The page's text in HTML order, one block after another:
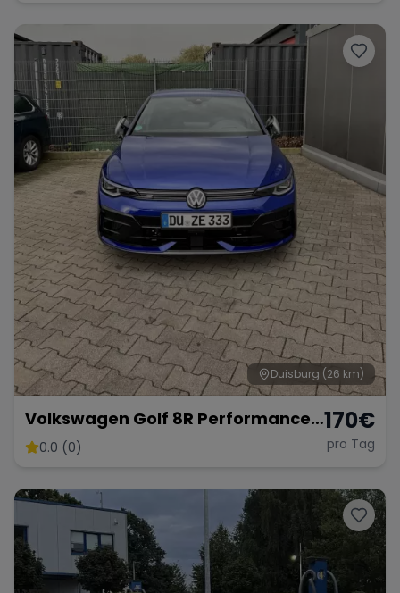
Duisburg (26 km)
Volkswagen Golf 8R Performance
Facelift
0.0 (0)
170€
pro Tag